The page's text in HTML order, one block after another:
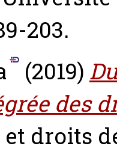
203.
(2019)
des
droits